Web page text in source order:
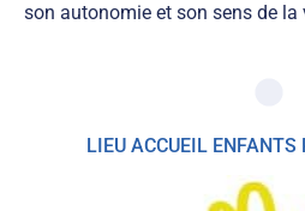
son autonomie et son sens de la
LIEU ACCUEIL